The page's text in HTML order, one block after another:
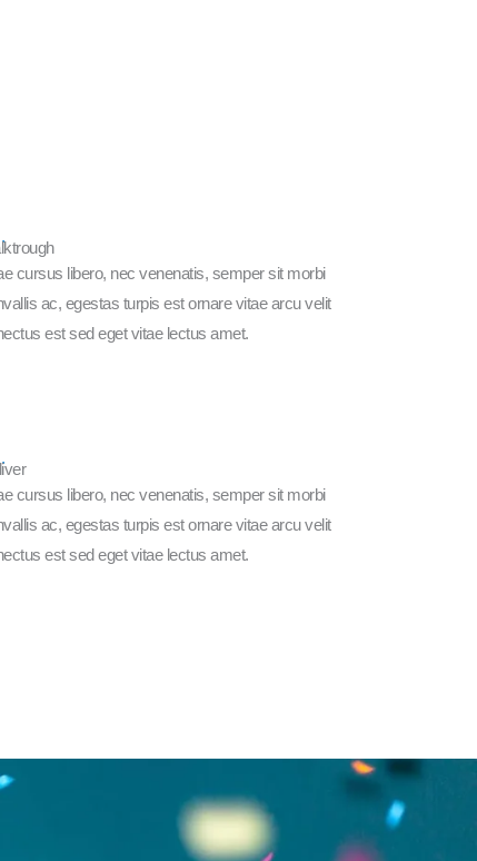
cursus libero, nec venenatis, semper sit morbi
ac, egestas turpis est ornare vitae arcu velit
est sed eget vitae lectus amet.
cursus libero, nec venenatis, semper sit morbi
ac, egestas turpis est ornare vitae arcu velit
est sed eget vitae lectus amet.